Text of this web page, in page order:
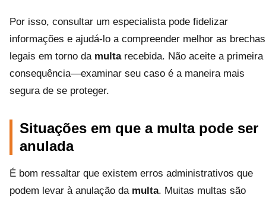
Por isso, consultar um especialista pode fidelizar
informações e ajudá-lo a compreender melhor as brechas
legais em torno da multarecebida. Não aceite a primeira
consequência—examinar seu caso é a maneira mais
segura de se proteger.
Situações em que a multa pode ser
anulada
É bom ressaltar que existem erros administrativos que
podem levar à anulação da multa. Muitas multas são